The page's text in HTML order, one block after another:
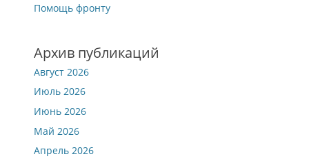
Помощь фронту
Архив публикаций
Август 2026
Июль 2026
Июнь 2026
Май 2026
Апрель 2026